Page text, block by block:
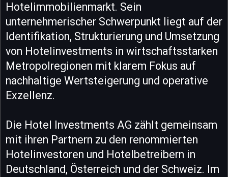
Hotelimmobilienmarkt. Sein
unternehmerischer Schwerpunkt liegt auf der
Identifikation, Strukturierung und Umsetzung
von Hotelinvestments in wirtschaftsstarken
Metropolregionen mit klarem Fokus auf
nachhaltige Wertsteigerung und operative
Exzellenz.
Die Hotel Investments AG zählt gemeinsam
mit ihren Partnern zu den renommierten
Hotelinvestoren und Hotelbetreibern in
Deutschland, Österreich und der Schweiz. Im